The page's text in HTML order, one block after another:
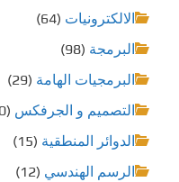
الالكترونيات (64)
البرمجة (98)
البرمجيات الهامة (29)
التصميم و الجرفكس (20)
الدوائر المنطقية (15)
الرسم الهندسي (12)